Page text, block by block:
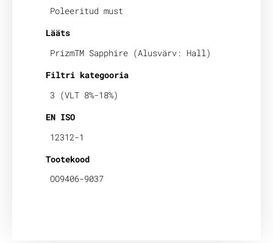
Poleeritud must
Lääts
PrizmTM Sapphire (Alusvärv: Hall)
Filtri kategooria
3 (VLT 8%-18%)
EN ISO
12312-1
Tootekood
OO9406-9037